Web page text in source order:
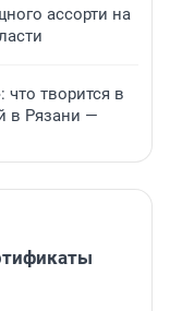
ассорти на
творится в
в Рязани —